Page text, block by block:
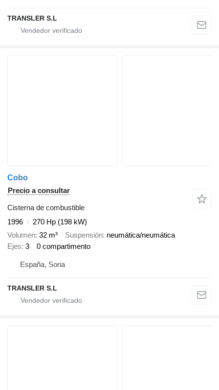
TRANSLER S.L
Cobo
Precio a consultar
Cisterna de combustible
1996
270 Hp (198 kW)
Volumen 32 m³ Suspensión neumática/neumática
Ejes 3 0 compartimento
España, Soria
TRANSLER S.L